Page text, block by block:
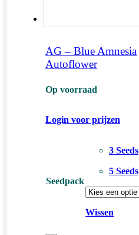
AG – Blue Amnesia
Autoflower
Op voorraad
Login voor prijzen
Seedpack
3 Seeds
5 Seeds
Wissen